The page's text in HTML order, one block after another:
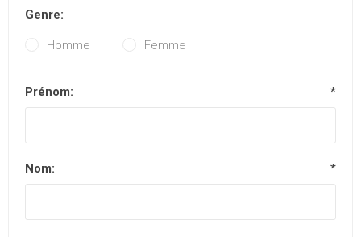
Genre:
Homme Femme
Prénom: *
Nom: *